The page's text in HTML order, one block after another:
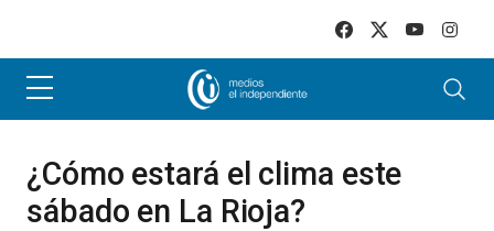
¿Cómo estará el clima este
sábado en La Rioja?